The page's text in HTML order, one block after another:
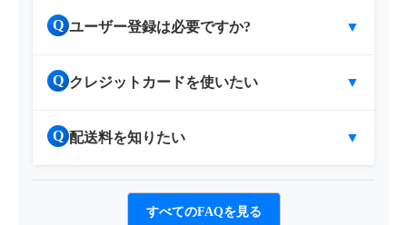
Q ユーザー登録は必要ですか? ▼
Q クレジットカードを使いたい ▼
Q 配送料を知りたい ▼
すべてのFAQを見る